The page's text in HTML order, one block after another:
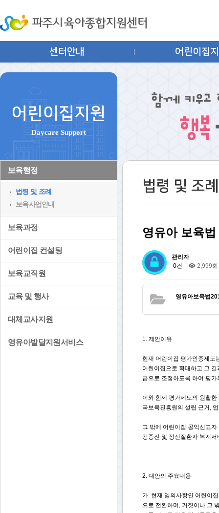
센터안내 어린이집
어린이집지원
Daycare Support
보육행정
법령 및 조례
보육사업안내
보육과정
어린이집 컨설팅
보육교직원
교육 및 행사
대체교사지원
영유아발달지원서비스
법령 및 조례
영유아 보육
관리자
0건
2,999회
영유아보육법
1. 제안이유
현재 어린이집 평가인증제도
어린이집으로 확대하고 그
급으로 조정하도록 하여 평
이와 함께 평가제도의 원활
국보육진흥원의 설립 근거,
그 밖에 어린이집 공익신고
강증진 및 정신질환자 복지
2. 대안의 주요내용
가. 현재 임의사항인 어린이
으로 전환하며, 거짓이나 그